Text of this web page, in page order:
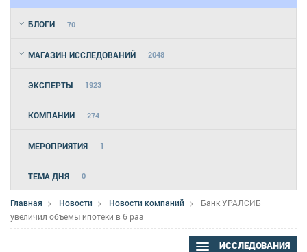
БЛОГИ 70
МАГАЗИН ИССЛЕДОВАНИЙ 2048
ЭКСПЕРТЫ 1923
КОМПАНИИ 274
МЕРОПРИЯТИЯ 1
ТЕМА ДНЯ 0
Главная Новости Новости компаний
Банк УРАЛСИБ
увеличил объемы ипотеки в 6 раз
ИССЛЕДОВАНИЯ